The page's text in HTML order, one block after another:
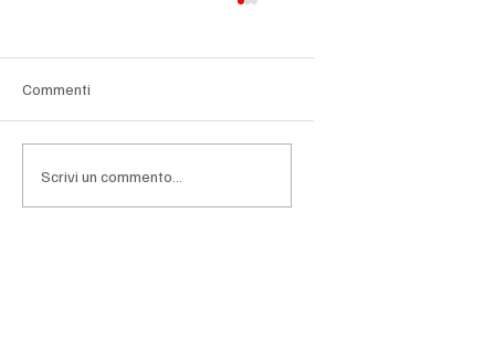
Commenti
Scrivi un commento...